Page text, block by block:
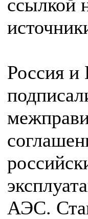
ссылкой
Россия и
АЭС.